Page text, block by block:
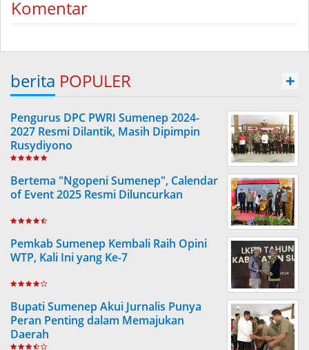
Komentar
berita POPULER +
Pengurus DPC PWRI Sumenep 2024-
2027 Resmi Dilantik, Masih Dipimpin
Rusydiyono
Bertema "Ngopeni Sumenep", Calendar
of Event 2025 Resmi Diluncurkan
Pemkab Sumenep Kembali Raih Opini
WTP, Kali Ini yang Ke-7
Bupati Sumenep Akui Jurnalis Punya
Peran Penting dalam Memajukan
Daerah